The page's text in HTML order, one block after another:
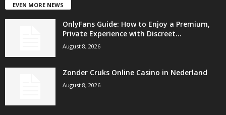
EVEN MORE NEWS
OnlyFans Guide: How to Enjoy a Premium,
Private Experience with Discreet...
August 8, 2026
Zonder Cruks Online Casino in Nederland
August 8, 2026